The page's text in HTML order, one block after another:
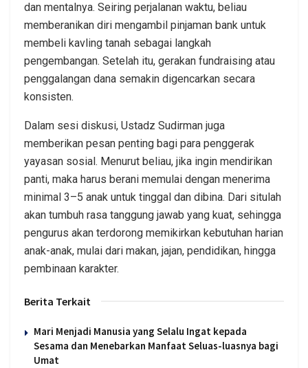
dan mentalnya. Seiring perjalanan waktu, beliau
memberanikan diri mengambil pinjaman bank untuk
membeli kavling tanah sebagai langkah
pengembangan. Setelah itu, gerakan fundraising atau
penggalangan dana semakin digencarkan secara
konsisten.
Dalam sesi diskusi, Ustadz Sudirman juga
memberikan pesan penting bagi para penggerak
yayasan sosial. Menurut beliau, jika ingin mendirikan
panti, maka harus berani memulai dengan menerima
minimal 3–5 anak untuk tinggal dan dibina. Dari situlah
akan tumbuh rasa tanggung jawab yang kuat, sehingga
pengurus akan terdorong memikirkan kebutuhan harian
anak-anak, mulai dari makan, jajan, pendidikan, hingga
pembinaan karakter.
Berita Terkait
Mari Menjadi Manusia yang Selalu Ingat kepada
Sesama dan Menebarkan Manfaat Seluas-luasnya bagi
Umat